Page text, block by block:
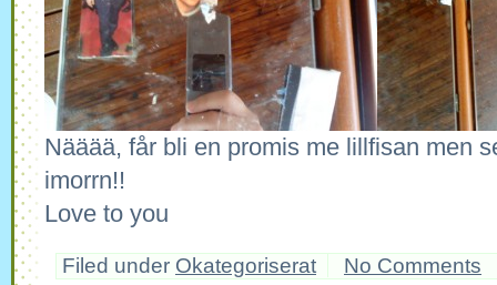
Nääää, får bli en promis me lillfisan men
Love to you
Filed under Okategoriserat No Comments